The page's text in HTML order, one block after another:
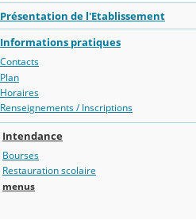
Présentation de l'Etablissement
Informations pratiques
Contacts
Plan
Horaires
Renseignements / Inscriptions
Intendance
Bourses
Restauration scolaire
menus